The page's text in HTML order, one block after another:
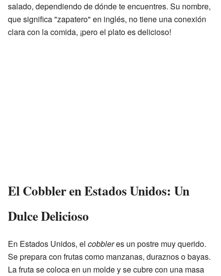
salado, dependiendo de dónde te encuentres. Su nombre,
que significa "zapatero" en inglés, no tiene una conexión
clara con la comida, ¡pero el plato es delicioso!
El Cobbler en Estados Unidos: Un
Dulce Delicioso
En Estados Unidos, el cobbleres un postre muy querido.
Se prepara con frutas como manzanas, duraznos o bayas.
La fruta se coloca en un molde y se cubre con una masa